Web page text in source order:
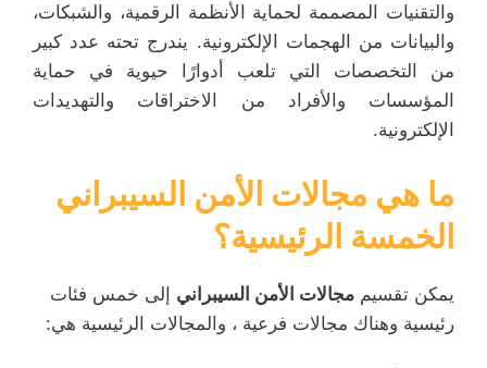
والتقنيات المصممة لحماية الأنظمة الرقمية، والشبكات،
والبيانات من الهجمات الإلكترونية. يندرج تحته عدد كبير
من التخصصات التي تلعب أدوارًا حيوية في حماية
المؤسسات والأفراد من الاختراقات والتهديدات
الإلكترونية.
ما هي مجالات الأمن السيبراني
الخمسة الرئيسية؟
يمكن تقسيم مجالات الأمن السيبراني إلى خمس فئات
رئيسية وهناك مجالات فرعية ، والمجالات الرئيسية هي: